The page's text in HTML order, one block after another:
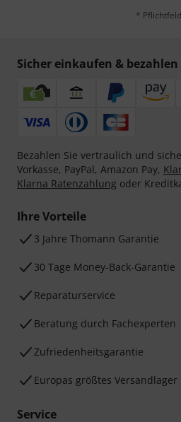
* Pflichtfeld
Sicher einkaufen & bezahlen
Bezahlen Sie vertraulich und
Vorkasse, PayPal, Amazon Pay,
Klarna Ratenzahlung oder
Ihre Vorteile
3 Jahre Thomann Garantie
30 Tage Money-Back-Garantie
Reparaturservice
Beratung durch Fachexperten
Zufriedenheitsgarantie
Europas größtes Versandlager
Service